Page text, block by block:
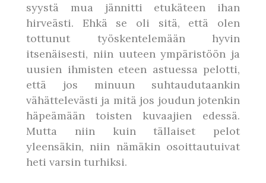
syystä mua jännitti etukäteen ihan
hirveästi. Ehkä se oli sitä, että olen
tottunut työskentelemään hyvin
itsenäisesti, niin uuteen ympäristöön ja
uusien ihmisten eteen astuessa pelotti,
että jos minuun suhtaudutaankin
vähättelevästi ja mitä jos joudun jotenkin
häpeämään toisten kuvaajien edessä.
Mutta niin kuin tällaiset pelot
yleensäkin, niin nämäkin osoittautuivat
heti varsin turhiksi.